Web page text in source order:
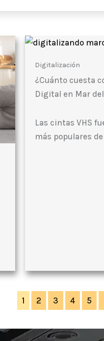
Digitalización
¿Cuánto cuesta
Digital en Mar
Las cintas VHS
más populares
1 2 3 4 5